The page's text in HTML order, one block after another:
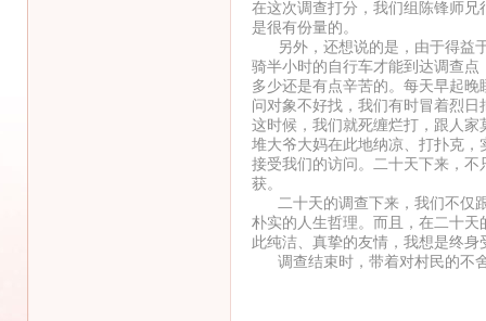
在这次调查打分，我们组陈锋师
是很有份量的。
另外，还想说的是，由于得益于
骑半小时的自行车才能到达调查
多少还是有点辛苦的。每天早起
问对象不好找，我们有时冒着烈
这时候，我们就死缠烂打，跟人
堆大爷大妈在此地纳凉、打扑克
接受我们的访问。二十天下来，
获。
二十天的调查下来，我们不仅跟
朴实的人生哲理。而且，在二十
此纯洁、真挚的友情，我想是终身
调查结束时，带着对村民的不舍